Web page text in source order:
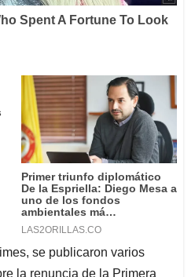
se publicaron varios
la renuncia de la Primera